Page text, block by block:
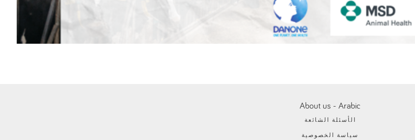
About us - Arabic
الأسئلة الشائعة
سياسة الخصوصية